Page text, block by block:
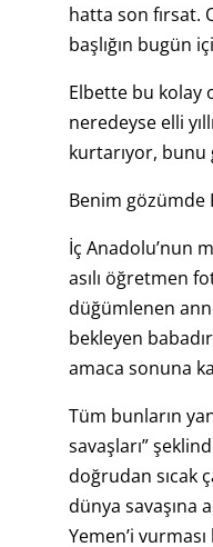
hatta son fırsat.
başlığın bugün
Elbette bu kolay
neredeyse elli
kurtarıyor, bunu
Benim gözümde
İç Anadolu’nun
asılı öğretmen
düğümlenen
bekleyen
amaca sonuna
Tüm bunların
savaşları”
doğrudan sıcak
dünya savaşına
Yemen’i